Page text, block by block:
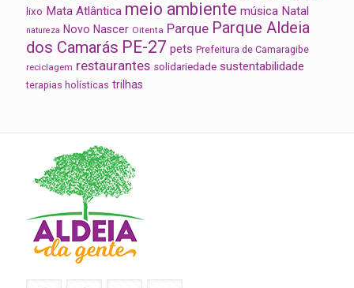
lixo Mata Atlântica meio ambiente música Natal
natureza Novo Nascer Oitenta Parque Parque Aldeia
dos Camarás PE-27 pets Prefeitura de Camaragibe
reciclagem restaurantes solidariedade sustentabilidade
terapias holísticas trilhas